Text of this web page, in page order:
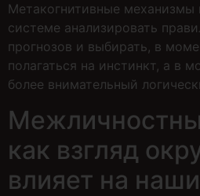
Метакогнитивные механизмы
системе анализировать
прогнозов и выбирать, в
полагаться на инстинкт, а в
более внимательный
как взгляд
влияет на